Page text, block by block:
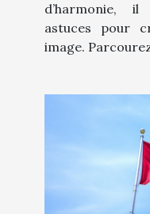
d’harmonie,
astuces pour
image.